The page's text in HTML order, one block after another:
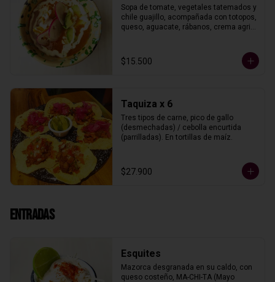
Sopa de tomate, vegetales tatemados y
chile guajillo, acompañada con totopos,
queso, aguacate, rábanos, crema agria
$15.500
Taquiza x 6
Tres tipos de carne, pico de gallo
(desmechadas) / cebolla encurtida
(parrilladas). En tortillas de maíz.
$27.900
Entradas
Esquites
Mazorca desgranada en su caldo, con
queso costeño, MA-CHI-TA (Mayo